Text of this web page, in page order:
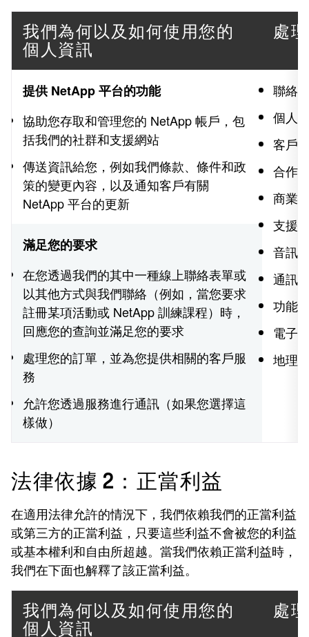
我們為何以及如何使用您的
個人資訊
處
提供 NetApp 平台的功能
協助您存取和管理您的 NetApp 帳戶，包
括我們的社群和支援網站
傳送資訊給您，例如我們條款、條件和政
策的變更內容，以及通知客戶有關
NetApp 平台的更新
聯絡
個人
客戶
合作
商業
支援
音訊
通訊
功能
電子
地理
滿足您的要求
在您透過我們的其中一種線上聯絡表單或
以其他方式與我們聯絡（例如，當您要求
註冊某項活動或 NetApp 訓練課程）時，
回應您的查詢並滿足您的要求
處理您的訂單，並為您提供相關的客戶服
務
允許您透過服務進行通訊（如果您選擇這
樣做）
法律依據 2：正當利益
在適用法律允許的情況下，我們依賴我們的正當利益
或第三方的正當利益，只要這些利益不會被您的利益
或基本權利和自由所超越。當我們依賴正當利益時，
我們在下面也解釋了該正當利益。
我們為何以及如何使用您的
個人資訊
處